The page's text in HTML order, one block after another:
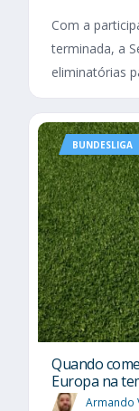
Com a
terminada, a
eliminatórias
BUNDESLIGA
Quando
Europa na
Armando